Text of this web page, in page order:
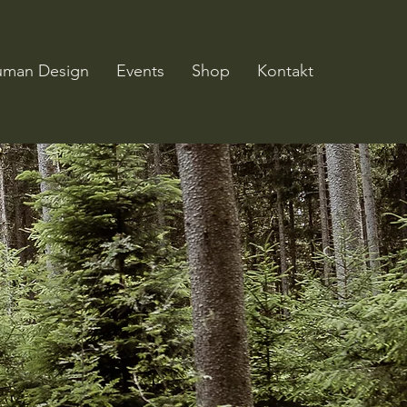
Design Events Shop Kontakt